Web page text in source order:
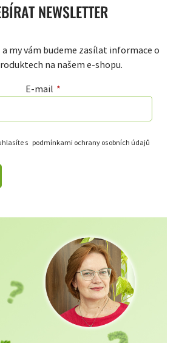
NEWSLETTER
my vám budeme zasílat informace o
na našem e-shopu.
E-mail
s podmínkami ochrany osobních údajů